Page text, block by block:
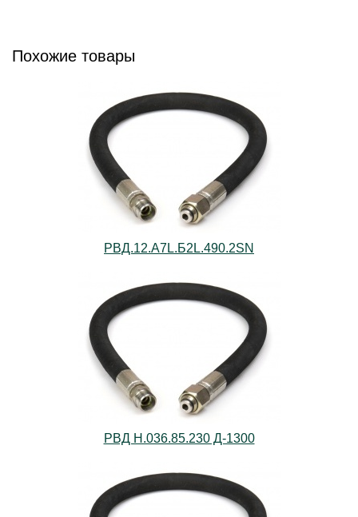
Похожие товары
РВД.12.А7L.Б2L.490.2SN
РВД Н.036.85.230 Д-1300